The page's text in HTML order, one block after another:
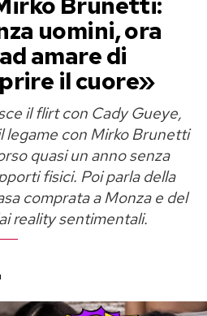
uomini, ora
amare di
il cuore»
il flirt con Cady Gueye,
legame con Mirko Brunetti
quasi un anno senza
fisici. Poi parla della
comprata a Monza e del
reality sentimentali.